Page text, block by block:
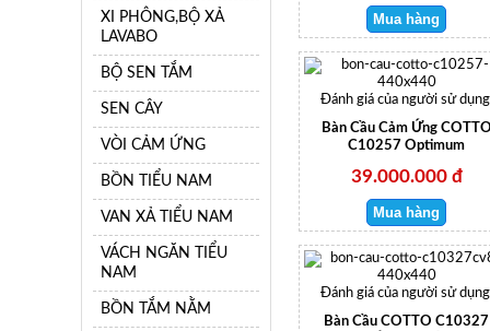
XI PHÔNG,BỘ XẢ
LAVABO
BỘ SEN TẮM
SEN CÂY
VÒI CẢM ỨNG
BỒN TIỂU NAM
VAN XẢ TIỂU NAM
VÁCH NGĂN TIỂU
NAM
BỒN TẮM NẰM
Đánh giá của người sử
Bàn Cầu Cảm Ứng
C10257 Optimum
39.000.000 đ
Đánh giá của người sử
Bàn Cầu COTTO C10327